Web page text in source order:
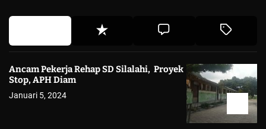
Ancam Pekerja Rehap SD Silalahi, Proyek
Stop, APH Diam
Januari 5, 2024